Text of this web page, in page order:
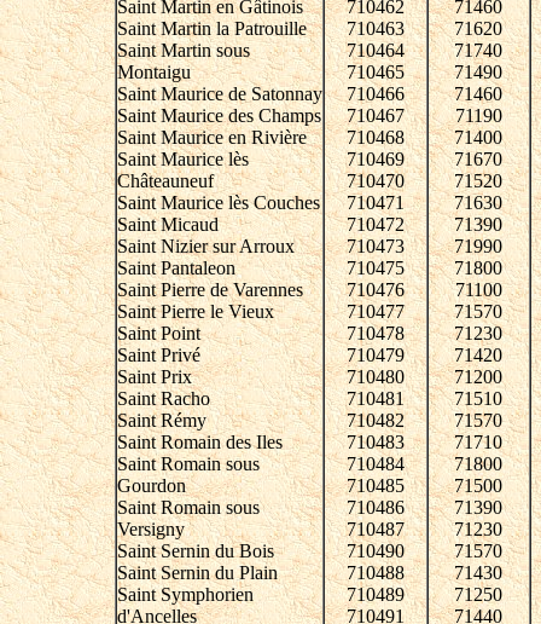
Saint Martin en Gâtinois
Saint Martin la Patrouille
Saint Martin sous
Montaigu
Saint Maurice de Satonnay
Saint Maurice des Champs
Saint Maurice en Rivière
Saint Maurice lès
Châteauneuf
Saint Maurice lès Couches
Saint Micaud
Saint Nizier sur Arroux
Saint Pantaleon
Saint Pierre de Varennes
Saint Pierre le Vieux
Saint Point
Saint Privé
Saint Prix
Saint Racho
Saint Rémy
Saint Romain des Iles
Saint Romain sous
Gourdon
Saint Romain sous
Versigny
Saint Sernin du Bois
Saint Sernin du Plain
Saint Symphorien
d'Ancelles
710462
710463
710464
710465
710466
710467
710468
710469
710470
710471
710472
710473
710475
710476
710477
710478
710479
710480
710481
710482
710483
710484
710485
710486
710487
710490
710488
710489
710491
71460
71620
71740
71490
71460
71190
71400
71670
71520
71630
71390
71990
71800
71100
71570
71230
71420
71200
71510
71570
71710
71800
71500
71390
71230
71570
71430
71250
71440